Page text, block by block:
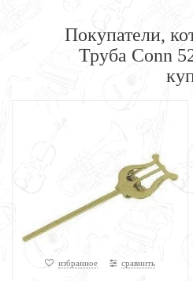
Покупатели,
Труба Conn
избранное сравнить